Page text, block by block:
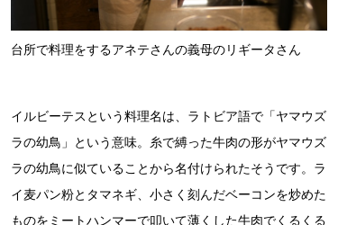
台所で料理をするアネテさんの義母のリギータさん
イルビーテスという料理名は、ラトビア語で「ヤマウズ
ラの幼鳥」という意味。糸で縛った牛肉の形がヤマウズ
ラの幼鳥に似ていることから名付けられたそうです。ラ
イ麦パン粉とタマネギ、小さく刻んだベーコンを炒めた
ものをミートハンマーで叩いて薄くした牛肉でくるくる